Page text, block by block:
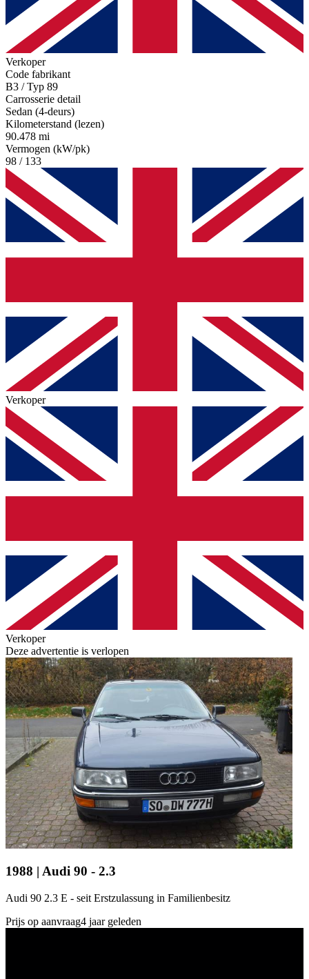
Verkoper
Code fabrikant
B3 / Typ 89
Carrosserie detail
Sedan (4-deurs)
Kilometerstand (lezen)
90.478 mi
Vermogen (kW/pk)
98 / 133
Verkoper
Verkoper
Deze advertentie is verlopen
1988 | Audi 90 - 2.3
Audi 90 2.3 E - seit Erstzulassung in Familienbesitz
Prijs op aanvraag4 jaar geleden